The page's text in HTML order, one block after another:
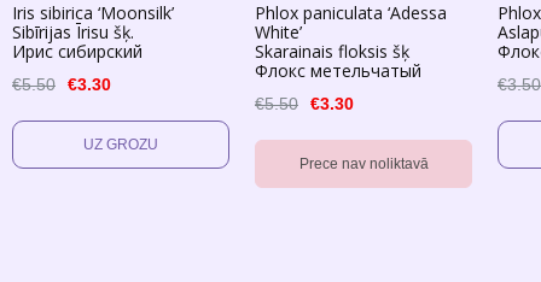
Iris sibirica ‘Moonsilk’
Sibīrijas Īrisu šķ.
Ирис сибирский
€5.50 €3.30
Phlox paniculata ‘Adessa
White’
Skarainais floksis šķ
Флокс метельчатый
€5.50 €3.30
Prece nav noliktavā
€3.50